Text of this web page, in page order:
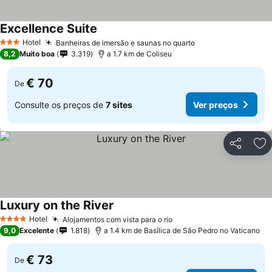
3 EstrelasHotel Banheiras de imersão e saunas no quartoVer preços
Excellence Suite
8,2 Muito boa 3.319 a 1.7 km de Coliseu
De € 70
Consulte os preços de 7 sites Ver preços
Partilhar
4 EstrelasHotel Alojamentos com vista para o rioVer preços
Luxury on the River
9,0 Excelente 1.818 a 1.4 km de Basílica de São Pedro no Vaticano
De € 73